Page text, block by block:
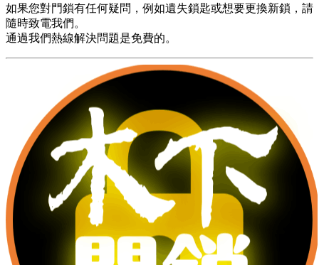
如果您對門鎖有任何疑問，例如遺失鎖匙或想要更換新鎖，請
隨時致電我們。
通過我們熱線解決問題是免費的。